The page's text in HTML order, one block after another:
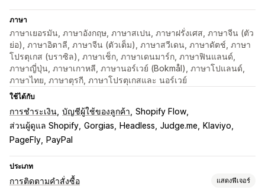
ภาษา
ภาษาเยอรมัน, ภาษาอังกฤษ, ภาษาสเปน, ภาษาฝรั่งเศส, ภาษาจีน (ตัว
ย่อ), ภาษาอิตาลี, ภาษาจีน (ตัวเต็ม), ภาษาสวีเดน, ภาษาดัตช์, ภาษา
โปรตุเกส (บราซิล), ภาษาเช็ก, ภาษาเดนมาร์ก, ภาษาฟินแลนด์,
ภาษาญี่ปุ่น, ภาษาเกาหลี, ภาษานอร์เวย์ (Bokmål), ภาษาโปแลนด์,
ภาษาไทย, ภาษาตุรกี, ภาษาโปรตุเกสและ นอร์เวย์
ใช้ได้กับ
การชำระเงิน บัญชีผู้ใช้ของลูกค้า Shopify Flow
ส่วนผู้ดูแล Shopify Gorgias Headless Judge.me
Klaviyo
PageFly
PayPal
ประเภท
การติดตามคำสั่งซื้อ แสดงฟีเจอร์